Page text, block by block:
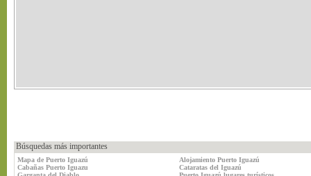
Búsquedas más importantes
Mapa de Puerto Iguazú
Alojamiento Puerto Iguazú
Cabañas Puerto Iguazu
Cataratas del Iguazú